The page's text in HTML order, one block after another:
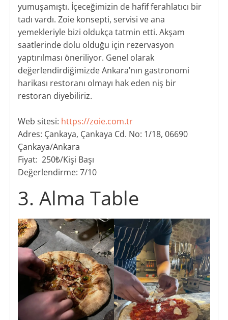
yumuşamıştı. İçeceğimizin de hafif ferahlatıcı bir
tadı vardı. Zoie konsepti, servisi ve ana
yemekleriyle bizi oldukça tatmin etti. Akşam
saatlerinde dolu olduğu için rezervasyon
yaptırılması öneriliyor. Genel olarak
değerlendirdiğimizde Ankara’nın gastronomi
harikası restoranı olmayı hak eden niş bir
restoran diyebiliriz.
Web sitesi: https://zoie.com.tr
Adres: Çankaya, Çankaya Cd. No: 1/18, 06690
Çankaya/Ankara
Fiyat: 250₺/Kişi Başı
Değerlendirme: 7/10
3. Alma Table